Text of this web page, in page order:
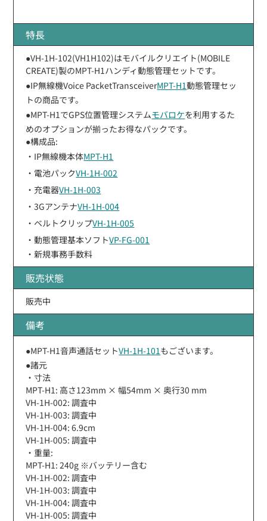
特長
●VH-1H-102(VH1H102)はモバイルクリエイト(MOBILE
CREATE)製のMPT-H1ハンディ動態管理セットです。
●IP無線機Voice PacketTransceiverMPT-H1動態管理セッ
トの商品です。
●MPT-H1でGPS位置管理システムモバロケを利用するた
めのオプションが揃ったお得なパックです。
●構成品:
・IP無線機本体MPT-H1
・電池パックVH-1H-002
・充電器VH-1H-003
・3GアンテナVH-1H-004
・ベルトクリップVH-1H-005
・動態管理基本ソフトVP-FG-001
・新規事務手数料
販売状態
販売中
備考
●MPT-H1音声通話セットVH-1H-101 もございます。
●諸元
・寸法
MPT-H1: 高さ123mm × 幅54mm × 奥行30 mm
VH-1H-002: 調査中
VH-1H-003: 調査中
VH-1H-004: 6.9cm
VH-1H-005: 調査中
・重量:
MPT-H1: 240g ※バッテリー含む
VH-1H-002: 調査中
VH-1H-003: 調査中
VH-1H-004: 調査中
VH-1H-005: 調査中